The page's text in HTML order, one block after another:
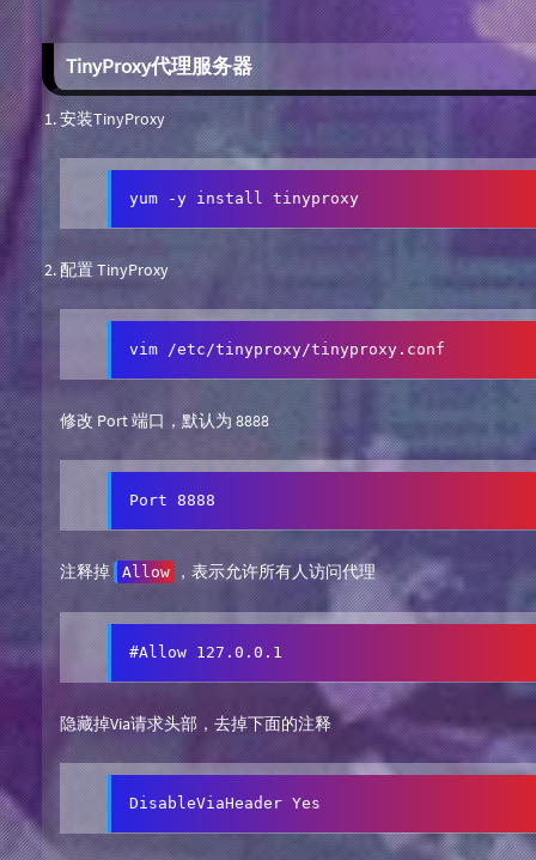
TinyProxy代理服务器
安装TinyProxy
yum -y install tinyproxy
配置 TinyProxy
vim /etc/tinyproxy/tinyproxy.conf
修改 Port 端口，默认为 8888
Port 8888
注释掉 Allow ，表示允许所有人访问代理
#Allow 127.0.0.1
隐藏掉Via请求头部，去掉下面的注释
DisableViaHeader Yes